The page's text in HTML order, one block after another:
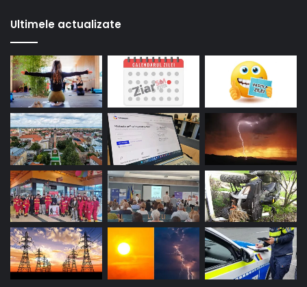
Ultimele actualizate